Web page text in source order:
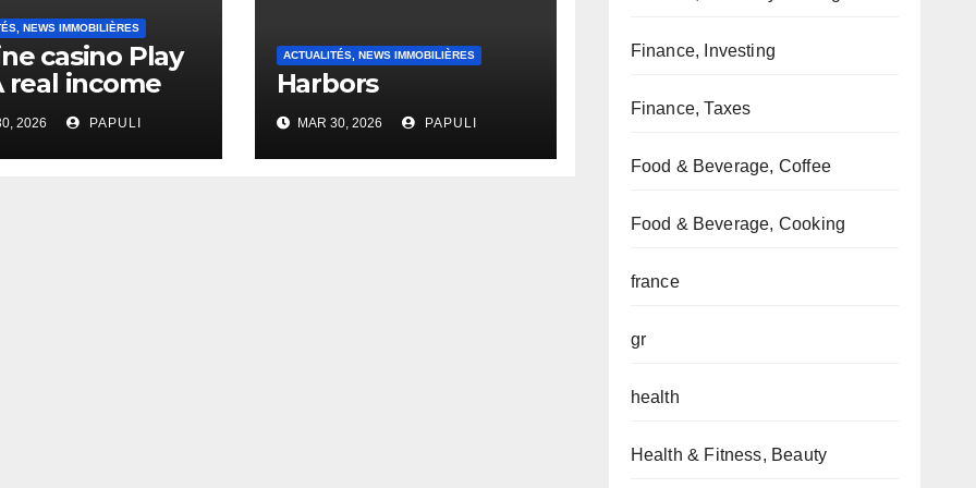
NEWS IMMOBILIÈRES
casino Play
real income
2026 PAPULI
ACTUALITÉS, NEWS IMMOBILIÈRES
Harbors
MAR 30, 2026 PAPULI
Finance, Investing
Finance, Taxes
Food & Beverage, Coffee
Food & Beverage, Cooking
france
gr
health
Health & Fitness, Beauty